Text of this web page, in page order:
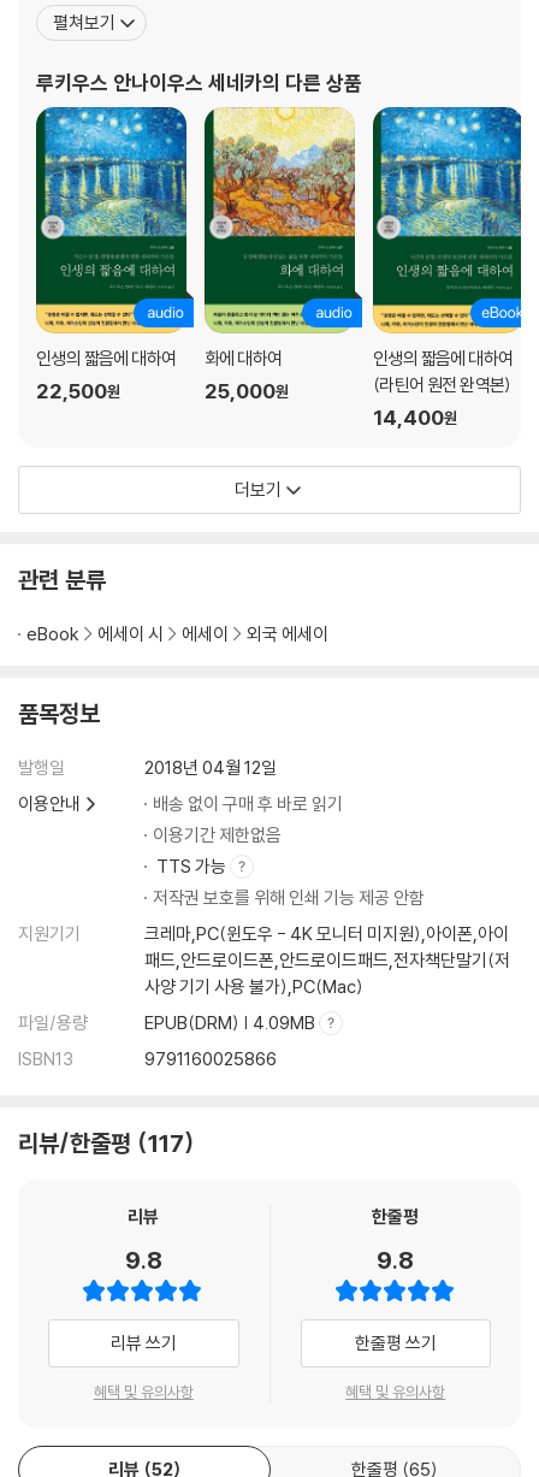
딱 필요한 만큼만 있으면 된다 95
내일의 명성을 추구하지 마라 96
나의 것이 무엇인지를 아는 사람 97
욕망과 두려움에서 자유로워지자 98
기쁨을 찾아 뛰어다니지 말자 99
내면으로부터의 진정한 즐거움 100
지나치게 욕구에 집착하지 말자 101
권력과 명성의 부질없음 102
부유함과 궁핍함은 마음에 달렸다 103
나는 남이 아닌 내 안에 있다 104
나의 내면으로만 시선을 돌린다 105
행복과 불행을 결정하는 것 106
부와 명예는 빈껍데기일 뿐이다 107
거품 같은 명성에 집착하지 마라 108
사람들의 평가에 얽매이지 마라 111
당신에게 보내는 찬사의 덧없음 112
당신이 가진 축복을 소중히 여겨라 115
쾌락을 섬기는 노예가 되지 마라 117
욕망은 허상에 불과하다 119
욕망으로 마음에 갈등이 일 때 120
욕망의 포로가 되지 말자 121
내 소관이 아닌 것을 탐하지 마라 122
내 뜻대로 할 수 있는 것인가? 123
쾌락을 추구하며 사는 인간들 124
내 행동을 기쁨의 원천으로 삼자 125
허세는 가장 간교한 사기꾼이다 126
욕망이 당신을 지배하기 시작할 때 127
4장 인간관계의 문제로 지치고 힘든 당신에게
좋은 사람들과 어울려야 하는 이유 131
남과의 갈등에 시간을 써야 옳은가 132
남의 악함을 뜯어볼 시간이 없다 135
타인으로부터 비난을 받을 때 138
섣부른 유머나 비속어는 위험하다 139
나에 대해 험담하는 사람이 있다면 140
누군가에게 모욕을 당하면 142
굳이 타인의 일에 관여하지 마라 143
당신은 타인을 평가할 수 없다 144
남에 대해 나쁘게 말하지 마라 146
입문하지만 8년간 코르시카 섬에서 유배 생활을 하게 된다. 다시 로
마로 복귀할 때 본인의 의지와는 상관없이 그에게 맡겨진 직책은 어
네로의 가정교사로 일하고, 네로가 황제가 된 후에는 10년
펼쳐보기
루키우스 안나이우스 세네카의 다른 상품
인생의 짧음에 대하여
22,500원
화에 대하여
25,000원
인생의 짧음에 대하여
(라틴어 원전 완역본)
14,400원
더보기
관련 분류
eBook 에세이 시 에세이 외국 에세이
품목정보
발행일
2018년 04월 12일
이용안내
배송 없이 구매 후 바로 읽기
이용기간 제한없음
TTS 가능
저작권 보호를 위해 인쇄 기능 제공 안함
지원기기
크레마,PC(윈도우 - 4K 모니터 미지원),아이폰,아이
패드,안드로이드폰,안드로이드패드,전자책단말기(저
사양 기기 사용 불가),PC(Mac)
파일/용량
EPUB(DRM) | 4.09MB
ISBN13
9791160025866
리뷰/한줄평 117
리뷰
9.8
리뷰 쓰기
혜택 및 유의사항
한줄평
9.8
한줄평 쓰기
혜택 및 유의사항
리뷰 52 한줄평 65